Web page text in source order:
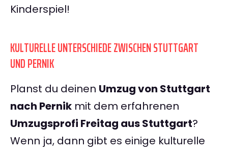
Kinderspiel!
KULTURELLE UNTERSCHIEDE ZWISCHEN STUTTGART
UND PERNIK
Planst du deinen Umzug von Stuttgart
nach Pernik mit dem erfahrenen
Umzugsprofi Freitag aus Stuttgart?
Wenn ja, dann gibt es einige kulturelle